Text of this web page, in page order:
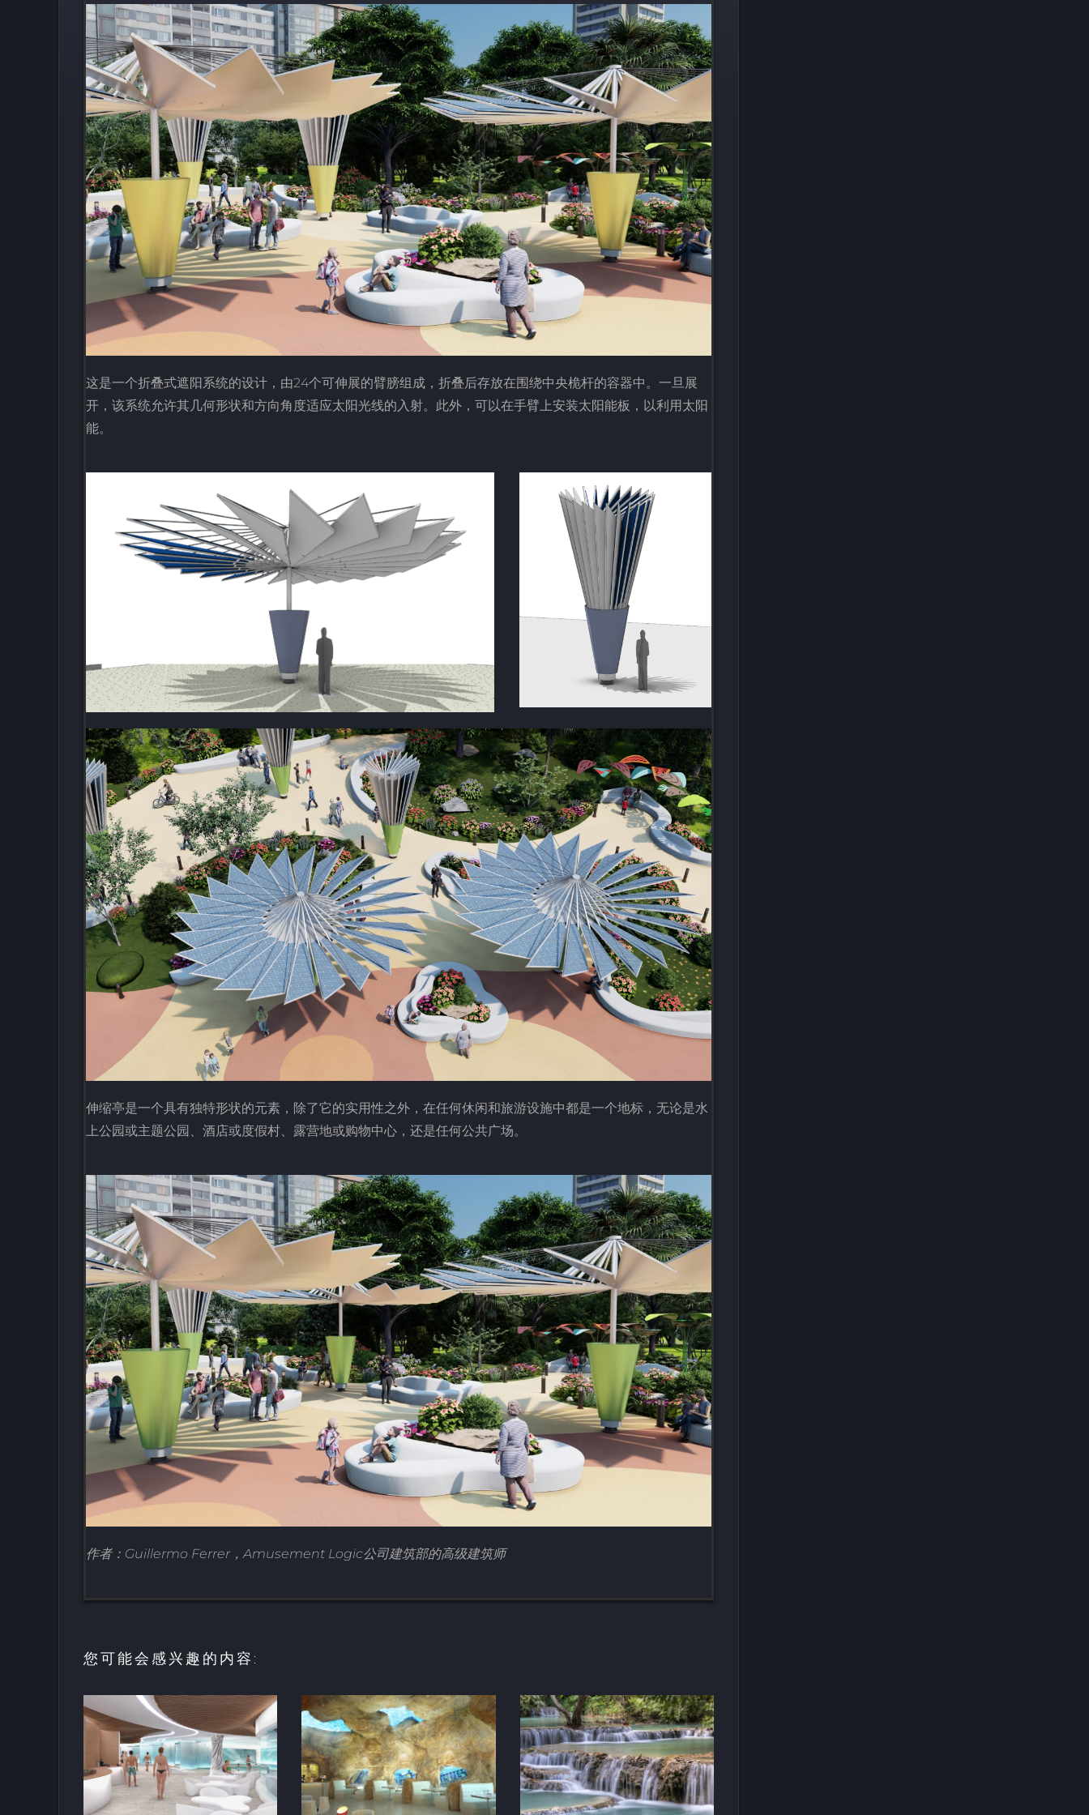
这是一个折叠式遮阳系统的设计，由24个可伸展的臂膀组成，折叠后存放在围绕中央桅杆的容器中。一旦展
开，该系统允许其几何形状和方向角度适应太阳光线的入射。此外，可以在手臂上安装太阳能板，以利用太阳
能。
伸缩亭是一个具有独特形状的元素，除了它的实用性之外，在任何休闲和旅游设施中都是一个地标，无论是水
上公园或主题公园、酒店或度假村、露营地或购物中心，还是任何公共广场。
作者：Guillermo Ferrer，Amusement Logic公司建筑部的高级建筑师
您可能会感兴趣的内容:
用于亲水建筑的室内
人造岩石
天然梯田泳池